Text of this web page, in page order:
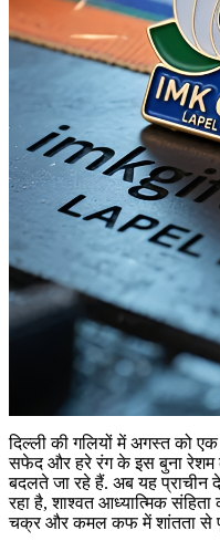
दिल्ली की गलियों में अगस्त को
सफेद और हरे रंग के इस बुना रेशम
बदलते जा रहे हैं. अब यह प्राचीन
रहा है, शाश्वत आध्यात्मिक संहिता
चक्र और कमल कफ में शांतता से